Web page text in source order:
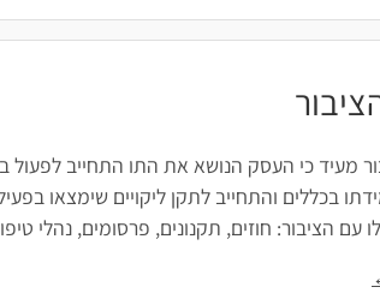
מעיד כי העסק הנושא את התו התחייב לפעול
בכללים והתחייב לתקן ליקויים שימצאו
הציבור: חוזים, תקנונים, פרסומים, נהלי